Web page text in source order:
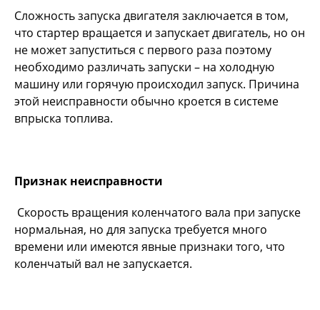
Сложность запуска двигателя заключается в том,
что стартер вращается и запускает двигатель, но он
не может запуститься с первого раза поэтому
необходимо различать запуски – на холодную
машину или горячую происходил запуск. Причина
этой неисправности обычно кроется в системе
впрыска топлива.
Признак неисправности
Скорость вращения коленчатого вала при запуске
нормальная, но для запуска требуется много
времени или имеются явные признаки того, что
коленчатый вал не запускается.